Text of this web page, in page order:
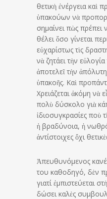
θετικὴ ἐνέργεια καὶ
ὑπακούων νὰ
σημαίνει πὼς πρέπει
θέλει ὅσο γίνεται
εὐχαρίστως τὶς
νὰ ζητάει τὴν
ἀποτελεῖ τὴν
ὑπακοῆς. Καὶ
Χρειάζεται ἀκόμη νὰ
πολὺ δύσκολο γιὰ
ἰδιοσυγκρασίες ποὺ
ἡ βραδύνοια, ἡ
ἀντίστοιχες ὄχι
Ἀπευθυνόμενος
του καθοδηγό, δὲν
γιατί ἐμπιστεύεται
δώσει καλὲς